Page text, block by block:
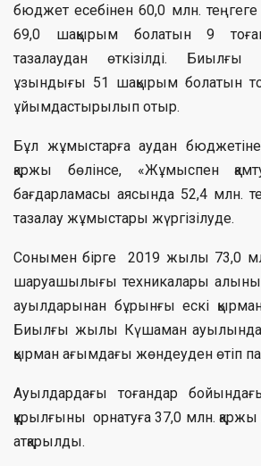
бюджет есебінен 60,0 млн.
69,0 шақырым болатын 9
тазалаудан өткізілді.
ұзындығы 51 шақырым болатын
ұйымдастырылып отыр.
Бұл жұмыстарға аудан
қаржы бөлінсе, «Жұмыспен
бағдарламасы аясында 52,4 млн.
тазалау жұмыстары жүргізілуде.
Сонымен бірге 2019 жылы 73,0
шаруашылығы техникалары
ауылдарынан бұрынғы ескі
Биылғы жылы Күшаман
қырман ағымдағы жөндеуден өтіп
Ауылдардағы тоғандар
құрылғыны орнатуға 37,0 млн.
атқарылды.